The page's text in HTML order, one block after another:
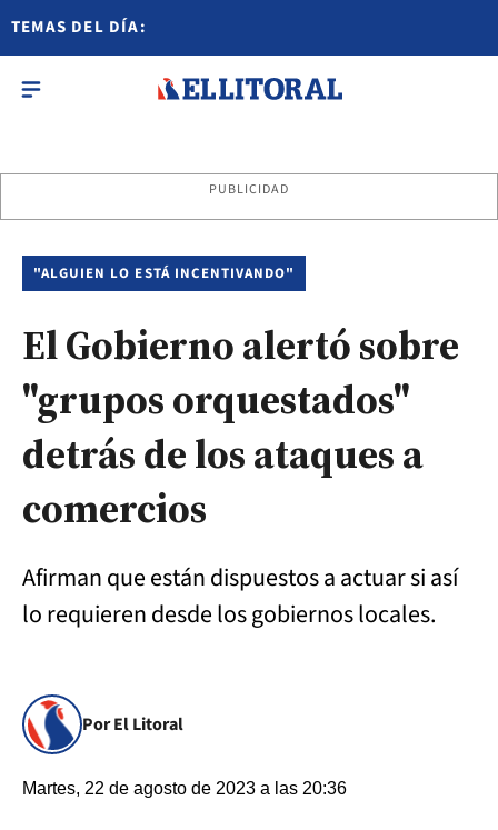
TEMAS DEL DÍA:
PUBLICIDAD
"ALGUIEN LO ESTÁ INCENTIVANDO"
El Gobierno alertó sobre
"grupos orquestados"
detrás de los ataques a
comercios
Afirman que están dispuestos a actuar si así
lo requieren desde los gobiernos locales.
Por El Litoral
Martes, 22 de agosto de 2023 a las 20:36